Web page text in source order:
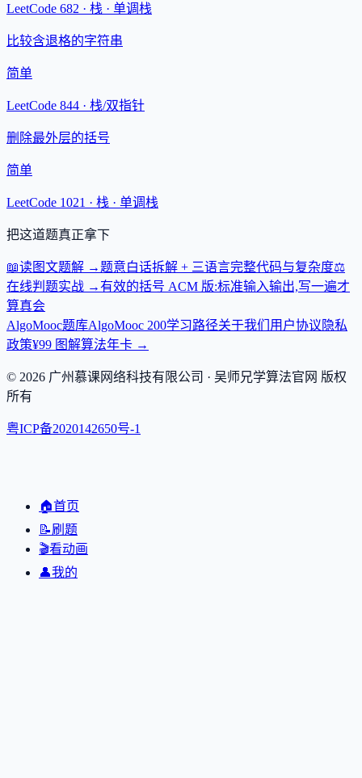
LeetCode 682 · 栈 · 单调栈
比较含退格的字符串
简单
LeetCode 844 · 栈/双指针
删除最外层的括号
简单
LeetCode 1021 · 栈 · 单调栈
把这道题真正拿下
📖读图文题解 →题意白话拆解 + 三语言完整代码与复杂度⚖️
在线判题实战 →有效的括号 ACM 版:标准输入输出,写一遍才
算真会
AlgoMooc题库AlgoMooc 200学习路径关于我们 用户协议 隐私
政策¥99 图解算法年卡 →
© 2026 广州慕课网络科技有限公司 · 吴师兄学算法官网 版权
所有
粤ICP备2020142650号-1
🏠首页
📝刷题
🎬看动画
👤我的